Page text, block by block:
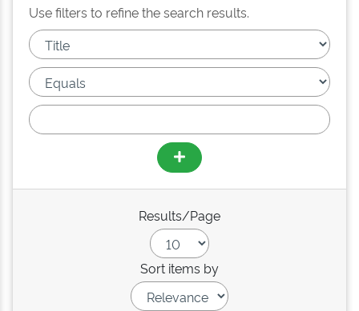
Use filters to refine the search results.
Results/Page
Sort items by